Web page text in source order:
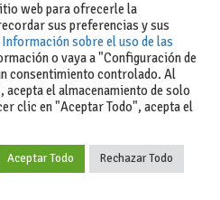
182 0 0
patrocinador de
Vejer
web para ofrecerle la
sus preferencias y sus
Información sobre el uso de las
o vaya a "Configuración de
consentimiento controlado. Al
acepta el almacenamiento de solo
clic en "Aceptar Todo", acepta el
Aceptar Todo Rechazar Todo